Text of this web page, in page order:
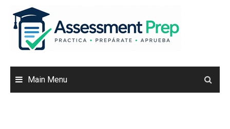
content
Main Menu